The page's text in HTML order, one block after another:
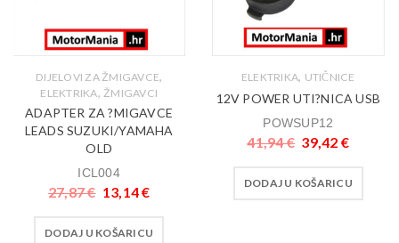
DIJELOVI ZA ŽMIGAVCE,
ELEKTRIKA, ŽMIGAVCI
ADAPTER ZA ?MIGAVCE
LEADS SUZUKI/YAMAHA
OLD
ICL004
27,87€ 13,14€
DODAJ U KOŠARICU
ELEKTRIKA, UTIČNICE
12V POWER UTI?NICA USB
POWSUP12
41,94€ 39,42 €
DODAJ U KOŠARICU